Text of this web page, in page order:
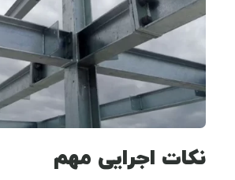
نکات اجرایی مهم